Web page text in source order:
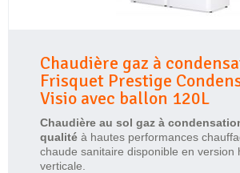
Chaudière gaz à
Frisquet Prestige
Visio avec ballon 120L
Chaudière au sol gaz à
qualité à hautes performances
chaude sanitaire disponible en version
verticale.